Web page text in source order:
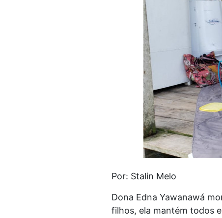
Por: Stalin Melo
Dona Edna Yawanawá
filhos, ela mantém todos